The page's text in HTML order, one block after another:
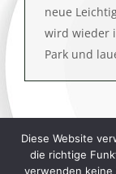
neue
wird wieder
Park und
Diese Website
die richtige
verwenden keine